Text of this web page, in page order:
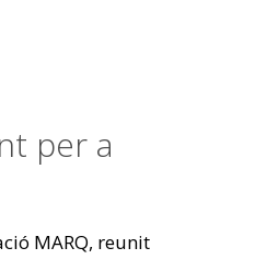
per a
MARQ, reunit